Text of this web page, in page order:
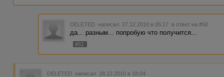
DELETED написал 27.12.2010 в 05:17 в ответ на #50
да... разным... попробую что получится...
#51
DELETED написал 28.12.2010 в 18:04